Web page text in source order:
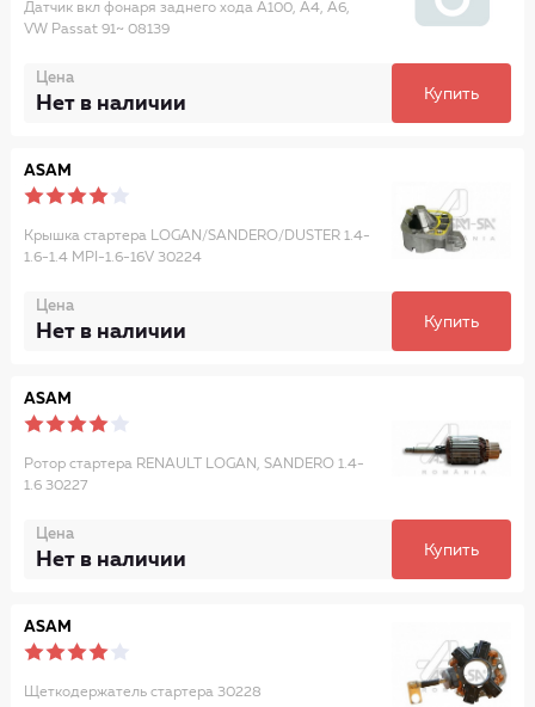
Датчик вкл фонаря заднего хода A100, A4, A6,
VW Passat 91~ 08139
Цена
Нет в наличии Купить
ASAM
Крышка стартера LOGAN/SANDERO/DUSTER 1.4-
1.6-1.4 MPI-1.6-16V 30224
Цена
Нет в наличии Купить
ASAM
Ротор стартера RENAULT LOGAN, SANDERO 1.4-
1.6 30227
Цена
Нет в наличии Купить
ASAM
Щеткодержатель стартера 30228